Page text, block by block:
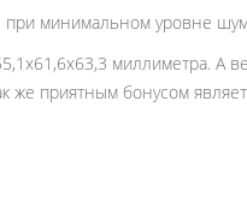
при минимальном уровне
миллиметра. А
приятным бонусом